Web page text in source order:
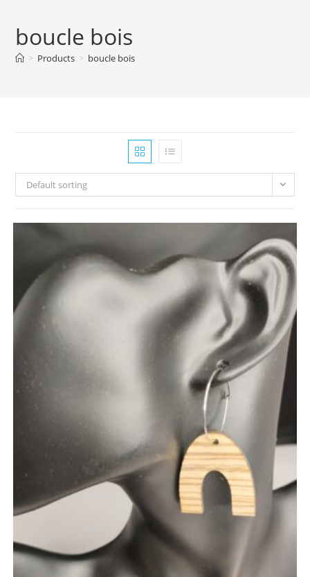
boucle bois
> Products > boucle bois
Default sorting